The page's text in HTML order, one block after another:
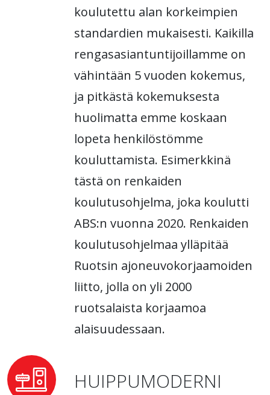
koulutettu alan korkeimpien
standardien mukaisesti. Kaikilla
rengasasiantuntijoillamme on
vähintään 5 vuoden kokemus,
ja pitkästä kokemuksesta
huolimatta emme koskaan
lopeta henkilöstömme
kouluttamista. Esimerkkinä
tästä on renkaiden
koulutusohjelma, joka koulutti
ABS:n vuonna 2020. Renkaiden
koulutusohjelmaa ylläpitää
Ruotsin ajoneuvokorjaamoiden
liitto, jolla on yli 2000
ruotsalaista korjaamoa
alaisuudessaan.
HUIPPUMODERNI